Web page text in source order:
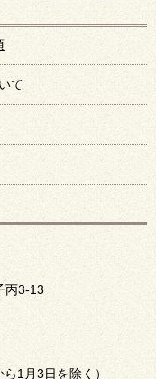
て
丙3-13
1月3日を除く）